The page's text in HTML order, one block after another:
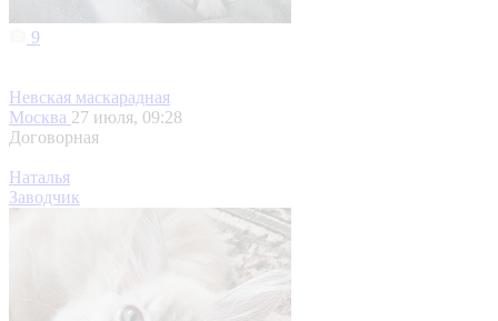
9
Невская маскарадная
Москва 27 июля, 09:28
Договорная
Наталья
Заводчик